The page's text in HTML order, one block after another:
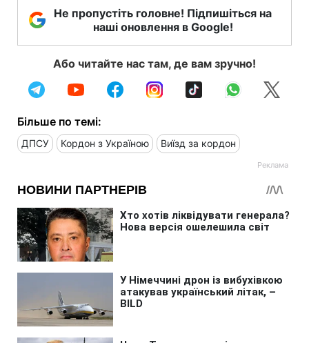
Не пропустіть головне! Підпишіться на
наші оновлення в Google!
Або читайте нас там, де вам зручно!
Більше по темі:
ДПСУ Кордон з Україною Виїзд за кордон